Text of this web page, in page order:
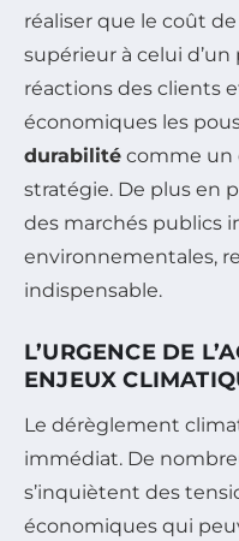
réaliser que le coût
supérieur à celui
réactions des clients
économiques les
durabilité comme un
stratégie. De plus en
des marchés publics
environnementales,
indispensable.
L’URGENCE DE
ENJEUX
Le dérèglement
immédiat. De
s’inquiètent des
économiques qui